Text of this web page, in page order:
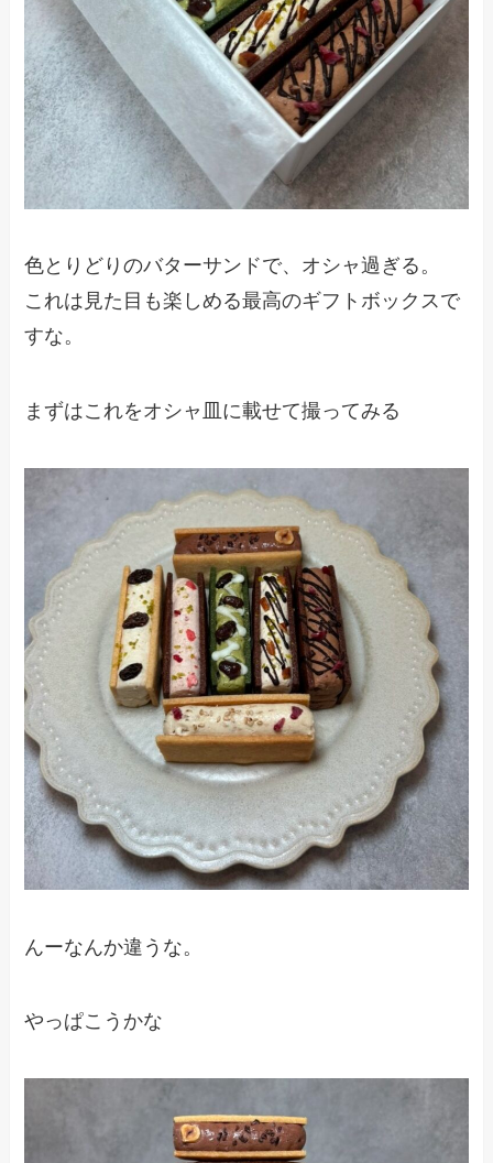
色とりどりのバターサンドで、オシャ過ぎる。
これは見た目も楽しめる最高のギフトボックスで
すな。
まずはこれをオシャ皿に載せて撮ってみる
んーなんか違うな。
やっぱこうかな